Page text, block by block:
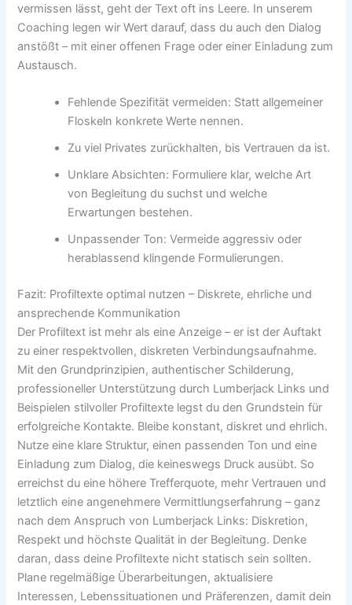
vermissen lässt, geht der Text oft ins Leere. In unserem
Coaching legen wir Wert darauf, dass du auch den Dialog
anstößt – mit einer offenen Frage oder einer Einladung zum
Austausch.
Fehlende Spezifität vermeiden: Statt allgemeiner
Floskeln konkrete Werte nennen.
Zu viel Privates zurückhalten, bis Vertrauen da ist.
Unklare Absichten: Formuliere klar, welche Art
von Begleitung du suchst und welche
Erwartungen bestehen.
Unpassender Ton: Vermeide aggressiv oder
herablassend klingende Formulierungen.
Fazit: Profiltexte optimal nutzen – Diskrete, ehrliche und
ansprechende Kommunikation
Der Profiltext ist mehr als eine Anzeige – er ist der Auftakt
zu einer respektvollen, diskreten Verbindungsaufnahme.
Mit den Grundprinzipien, authentischer Schilderung,
professioneller Unterstützung durch Lumberjack Links und
Beispielen stilvoller Profiltexte legst du den Grundstein für
erfolgreiche Kontakte. Bleibe konstant, diskret und ehrlich.
Nutze eine klare Struktur, einen passenden Ton und eine
Einladung zum Dialog, die keineswegs Druck ausübt. So
erreichst du eine höhere Trefferquote, mehr Vertrauen und
letztlich eine angenehmere Vermittlungserfahrung – ganz
nach dem Anspruch von Lumberjack Links: Diskretion,
Respekt und höchste Qualität in der Begleitung. Denke
daran, dass deine Profiltexte nicht statisch sein sollten.
Plane regelmäßige Überarbeitungen, aktualisiere
Interessen, Lebenssituationen und Präferenzen, damit dein